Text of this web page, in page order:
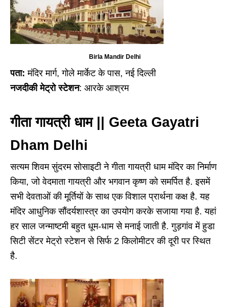
Birla Mandir Delhi
पता: मंदिर मार्ग, गोले मार्केट के पास, नई दिल्ली
नजदीकी मेट्रो स्टेशन: आरके आश्रम
गीता गायत्री धाम || Geeta Gayatri
Dham Delhi
सत्यम शिवम सुंदरम सोसाइटी ने गीता गायत्री धाम मंदिर का निर्माण
किया, जो वेदमाता गायत्री और भगवान कृष्ण को समर्पित है. इसमें
सभी देवताओं की मूर्तियों के साथ एक विशाल प्रार्थना कक्ष है. यह
मंदिर आधुनिक सौंदर्यशास्त्र का उपयोग करके सजाया गया है. यहां
हर साल जन्माष्टमी बहुत धूम-धाम से मनाई जाती है. गुड़गांव में हुडा
सिटी सेंटर मेट्रो स्टेशन से सिर्फ 2 किलोमीटर की दूरी पर स्थित
है.